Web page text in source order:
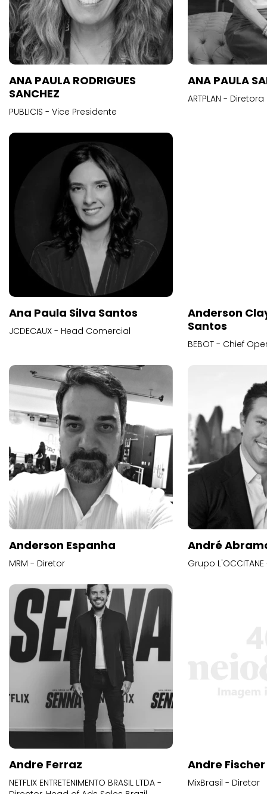
ANA PAULA RODRIGUES
SANCHEZ
PUBLICIS - Vice Presidente
ANA PAULA
ARTPLAN -
Ana Paula Silva Santos
JCDECAUX - Head Comercial
Anderson Espanha
MRM - Diretor
André
Grupo
Andre Ferraz
NETFLIX ENTRETENIMENTO BRASIL LTDA -
Director, Head of Ads Sales Brazil
MixBrasil - Diretor